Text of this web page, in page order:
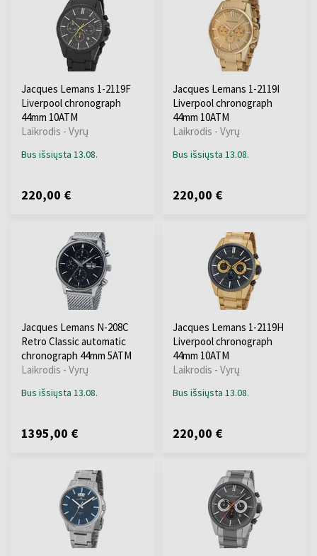
Jacques Lemans 1-2119F
Liverpool chronograph
44mm 10ATM
Laikrodis - Vyrų
Bus išsiųsta 13.08.
220,00 €
Jacques Lemans 1-2119I
Liverpool chronograph
44mm 10ATM
Laikrodis - Vyrų
Bus išsiųsta 13.08.
220,00 €
Jacques Lemans N-208C
Retro Classic automatic
chronograph 44mm 5ATM
Laikrodis - Vyrų
Bus išsiųsta 13.08.
1395,00 €
Jacques Lemans 1-2119H
Liverpool chronograph
44mm 10ATM
Laikrodis - Vyrų
Bus išsiųsta 13.08.
220,00 €